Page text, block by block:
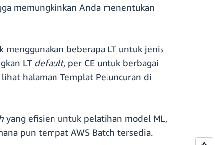
memungkinkan Anda menentukan
menggunakan beberapa LT untuk jenis
LT default, per CE untuk berbagai
halaman Templat Peluncuran di
yang efisien untuk pelatihan model ML,
pun tempat AWS Batch tersedia.